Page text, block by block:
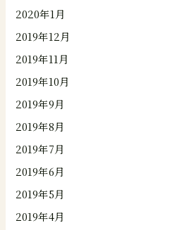
2020年1月
2019年12月
2019年11月
2019年10月
2019年9月
2019年8月
2019年7月
2019年6月
2019年5月
2019年4月